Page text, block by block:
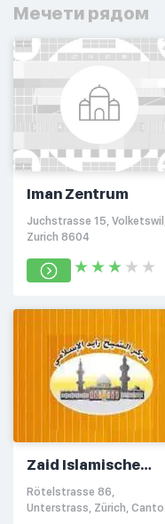
Мечети рядом
Iman Zentrum
Juchstrasse 15,
Zurich 8604
Zaid Islamische
Zentrum
Rötelstrasse 86,
Unterstrass, Zürich,